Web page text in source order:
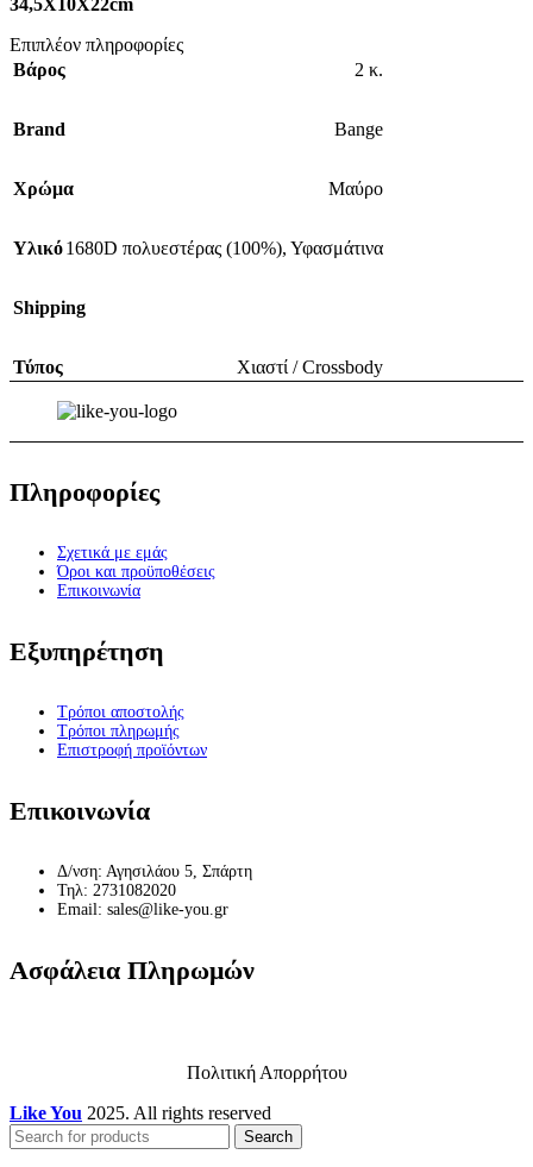
34,5Χ10Χ22cm
Επιπλέον πληροφορίες
Βάρος
2 κ.
Brand Bange
Χρώμα Μαύρο
Υλικό1680D πολυεστέρας (100%), Υφασμάτινα
Shipping
Τύπος Χιαστί / Crossbody
Πληροφορίες
Σχετικά με εμάς
Όροι και προϋποθέσεις
Επικοινωνία
Εξυπηρέτηση
Τρόποι αποστολής
Τρόποι πληρωμής
Επιστροφή προϊόντων
Επικοινωνία
Δ/νση: Αγησιλάου 5, Σπάρτη
Τηλ: 2731082020
Email: sales@like-you.gr
Ασφάλεια Πληρωμών
Πολιτική Απορρήτου
Like You 2025. All rights reserved
Search